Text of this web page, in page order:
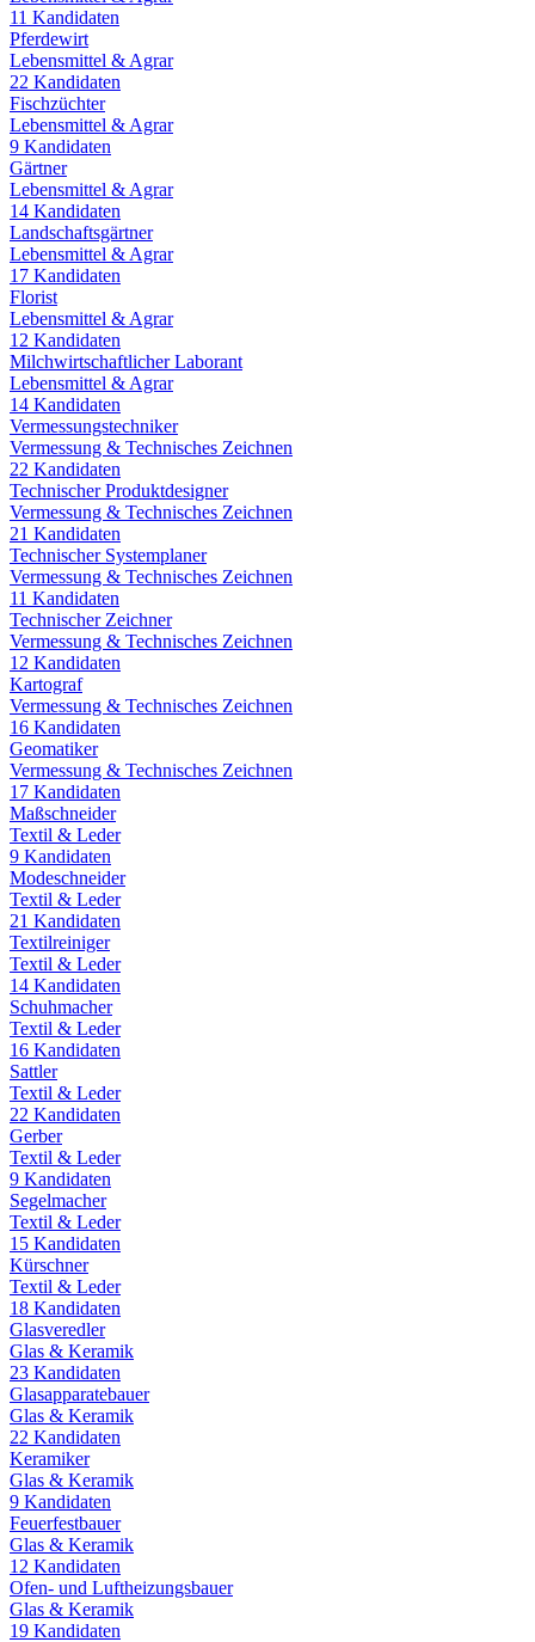
11 Kandidaten
Pferdewirt
Lebensmittel & Agrar
22 Kandidaten
Fischzüchter
Lebensmittel & Agrar
9 Kandidaten
Gärtner
Lebensmittel & Agrar
14 Kandidaten
Landschaftsgärtner
Lebensmittel & Agrar
17 Kandidaten
Florist
Lebensmittel & Agrar
12 Kandidaten
Milchwirtschaftlicher Laborant
Lebensmittel & Agrar
14 Kandidaten
Vermessungstechniker
Vermessung & Technisches Zeichnen
22 Kandidaten
Technischer Produktdesigner
Vermessung & Technisches Zeichnen
21 Kandidaten
Technischer Systemplaner
Vermessung & Technisches Zeichnen
11 Kandidaten
Technischer Zeichner
Vermessung & Technisches Zeichnen
12 Kandidaten
Kartograf
Vermessung & Technisches Zeichnen
16 Kandidaten
Geomatiker
Vermessung & Technisches Zeichnen
17 Kandidaten
Maßschneider
Textil & Leder
9 Kandidaten
Modeschneider
Textil & Leder
21 Kandidaten
Textilreiniger
Textil & Leder
14 Kandidaten
Schuhmacher
Textil & Leder
16 Kandidaten
Sattler
Textil & Leder
22 Kandidaten
Gerber
Textil & Leder
9 Kandidaten
Segelmacher
Textil & Leder
15 Kandidaten
Kürschner
Textil & Leder
18 Kandidaten
Glasveredler
Glas & Keramik
23 Kandidaten
Glasapparatebauer
Glas & Keramik
22 Kandidaten
Keramiker
Glas & Keramik
9 Kandidaten
Feuerfestbauer
Glas & Keramik
12 Kandidaten
Ofen- und Luftheizungsbauer
Glas & Keramik
19 Kandidaten